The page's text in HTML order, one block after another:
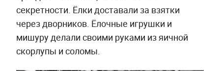
секретности. Ёлки доставали за взятки
через дворников. Ёлочные игрушки и
мишуру делали своими руками из яичной
скорлупы и соломы.